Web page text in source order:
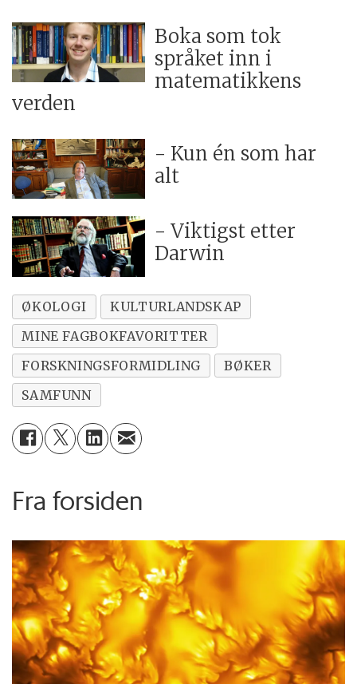
Boka som tok
språket inn i
matematikkens
verden
- Kun én som har
alt
- Viktigst etter
Darwin
ØKOLOGI
KULTURLANDSKAP
MINE FAGBOKFAVORITTER
FORSKNINGSFORMIDLING
BØKER
SAMFUNN
Fra forsiden